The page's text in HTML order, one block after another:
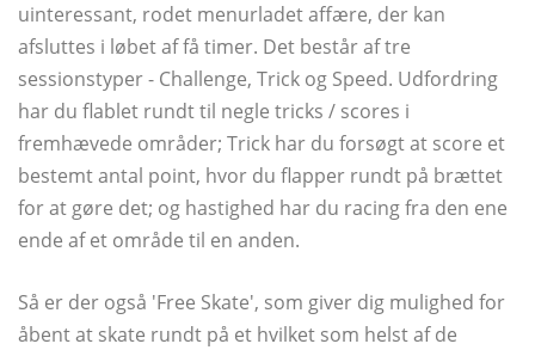
uinteressant, rodet menurladet affære, der kan
afsluttes i løbet af få timer. Det består af tre
sessionstyper - Challenge, Trick og Speed. Udfordring
har du flablet rundt til negle tricks / scores i
fremhævede områder; Trick har du forsøgt at score et
bestemt antal point, hvor du flapper rundt på brættet
for at gøre det; og hastighed har du racing fra den ene
ende af et område til en anden.
Så er der også 'Free Skate', som giver dig mulighed for
åbent at skate rundt på et hvilket som helst af de